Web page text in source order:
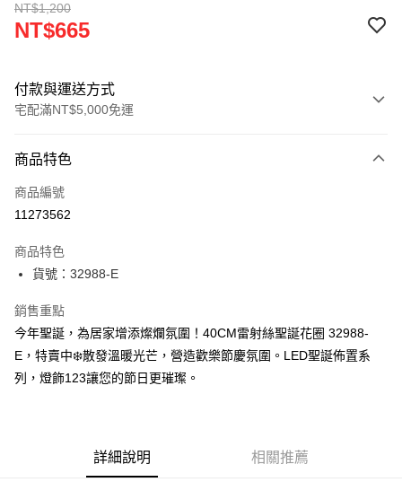
NT$1,200
NT$665
付款與運送方式
宅配滿NT$5,000免運
信用卡一次付款
LINE Pay
街口支付
悠遊付
Google Pay
全盈+PAY
AFTEE先享後付是「在收到商品之後才付款」的支付方式。 讓您購物簡單
商品特色
商品編號
11273562
商品特色
貨號：32988-E
銷售重點
今年聖誕，為居家增添燦爛氛圍！40CM雷射絲聖誕花圈 32988-
E，特賣中❄️散發溫暖光芒，營造歡樂節慶氛圍。LED聖誕佈置系
列，燈飾123讓您的節日更璀璨。
詳細說明 相關推薦